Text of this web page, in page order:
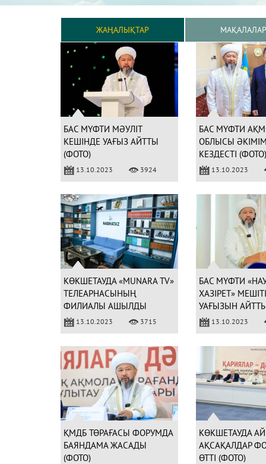
ЖАҢАЛЫҚТАР МАҚАЛАЛАР
БАС МҮФТИ МӘУЛІТ
КЕШІНДЕ УАҒЫЗ АЙТТЫ
(ФОТО)
13.10.2023 3924
БАС МҮФТИ
ОБЛЫСЫ
КЕЗДЕСТІ (ФОТО)
13.10.2023
КӨКШЕТАУДА «MUNARA TV»
ТЕЛЕАРНАСЫНЫҢ
ФИЛИАЛЫ АШЫЛДЫ
(ФОТО)13.10.2023 3715
БАС МҮФТИ
ХАЗІРЕТ»
УАҒЫЗЫН
13.10.2023
ҚМДБ ТӨРАҒАСЫ ФОРУМДА
БАЯНДАМА ЖАСАДЫ
(ФОТО)
КӨКШЕТАУДА
АҚСАҚАЛДАР
ӨТТІ (ФОТО)